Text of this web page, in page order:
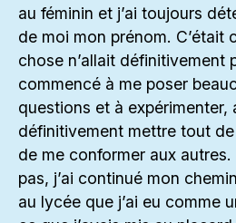
au féminin et j’ai toujours
de moi mon prénom. C’était
chose n’allait définitivement
commencé à me poser
questions et à expérimenter,
définitivement mettre tout
de me conformer aux
pas, j’ai continué mon
au lycée que j’ai eu comme